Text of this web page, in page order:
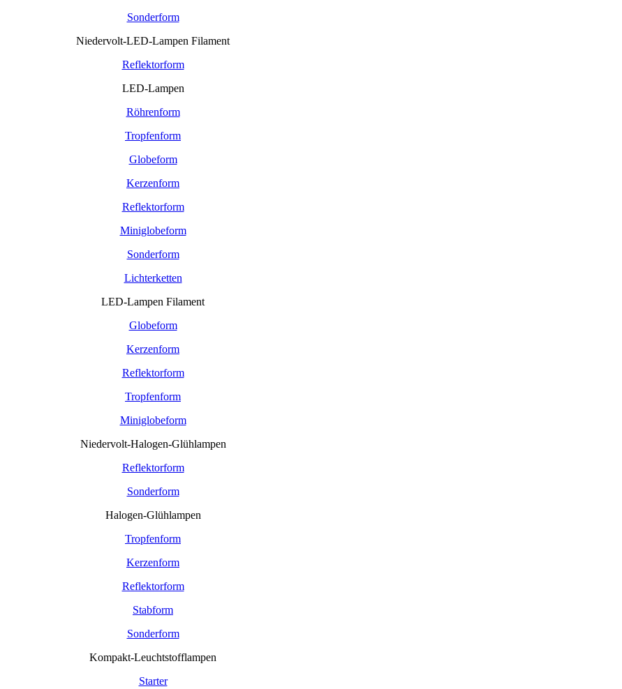
Sonderform
Niedervolt-LED-Lampen Filament
Reflektorform
LED-Lampen
Röhrenform
Tropfenform
Globeform
Kerzenform
Reflektorform
Miniglobeform
Sonderform
Lichterketten
LED-Lampen Filament
Globeform
Kerzenform
Reflektorform
Tropfenform
Miniglobeform
Niedervolt-Halogen-Glühlampen
Reflektorform
Sonderform
Halogen-Glühlampen
Tropfenform
Kerzenform
Reflektorform
Stabform
Sonderform
Kompakt-Leuchtstofflampen
Starter